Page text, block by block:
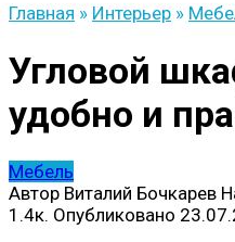
Главная » Интерьер »
Угловой
удобно и
Мебель
Автор Виталий Бочкарев
1.4к. Опубликовано